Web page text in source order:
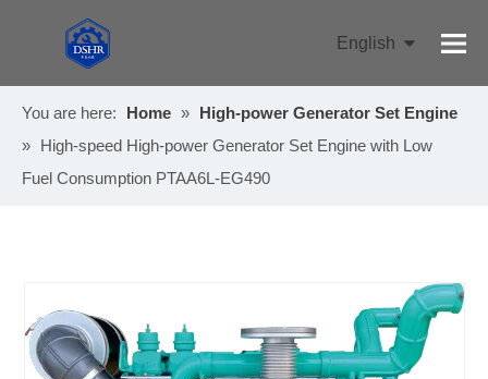
English
You are here:
Home » High-power Generator Set Engine
» High-speed High-power Generator Set Engine with Low
Fuel Consumption PTAA6L-EG490